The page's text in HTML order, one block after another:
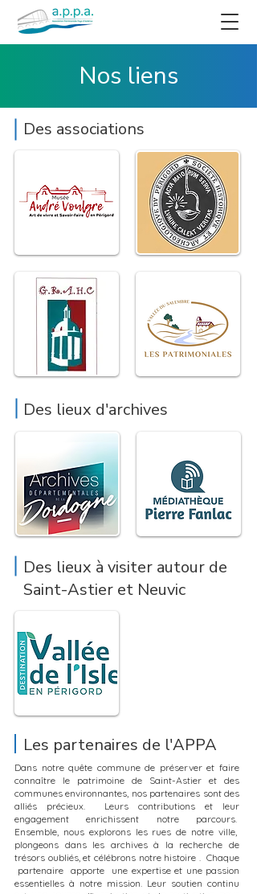
Nos liens
Des associations
Des lieux d'archives
Des lieux à visiter autour de
Saint-Astier et Neuvic
Les partenaires de l'APPA
Dans notre quête commune de préserver et faire
connaître le patrimoine de Saint-Astier et des
communes environnantes, nos partenaires sont des
alliés précieux. Leurs contributions et leur
engagement enrichissent notre parcours.
Ensemble, nous explorons les rues de notre ville,
plongeons dans les archives à la recherche de
trésors oubliés, et célébrons notre histoire . Chaque
partenaire apporte une expertise et une passion
essentielles à notre mission. Leur soutien continu